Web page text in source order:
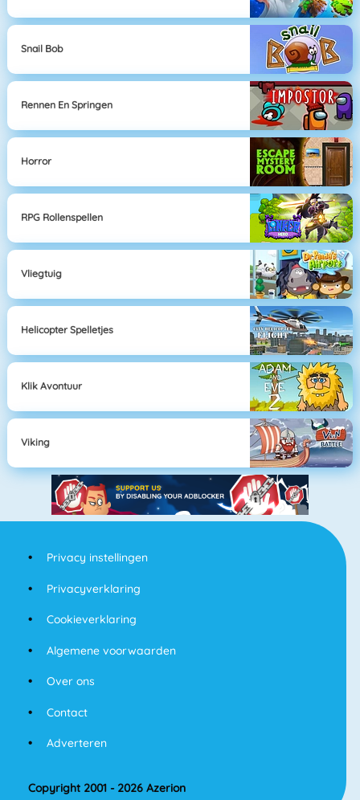
Snail Bob
Rennen En Springen
Horror
RPG Rollenspellen
Vliegtuig
Helicopter Spelletjes
Klik Avontuur
Viking
Privacy instellingen
Privacyverklaring
Cookieverklaring
Algemene voorwaarden
Over ons
Contact
Adverteren
Copyright 2001 - 2026 Azerion